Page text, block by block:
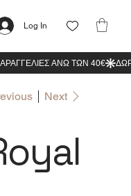
Log In
Next